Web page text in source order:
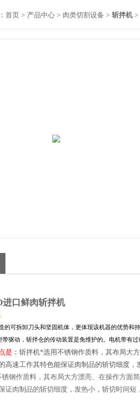
首页 > 产品中心 > 肉类切割设备 > 斩拌机>
口鲜肉斩拌机​
的可拆卸刀头和坚固机体，更体现该机器的优势和持
带驱动，斩拌仓的传动装置是免维护的。电机带有过
是： 斩拌机*选用不锈钢作质料，其布局大
高速工作其特色能保证肉制品的斩切细度，
钢作质料，其布局大方漂亮、在操作方面
证肉制品的斩切细度，发热小，斩切时间